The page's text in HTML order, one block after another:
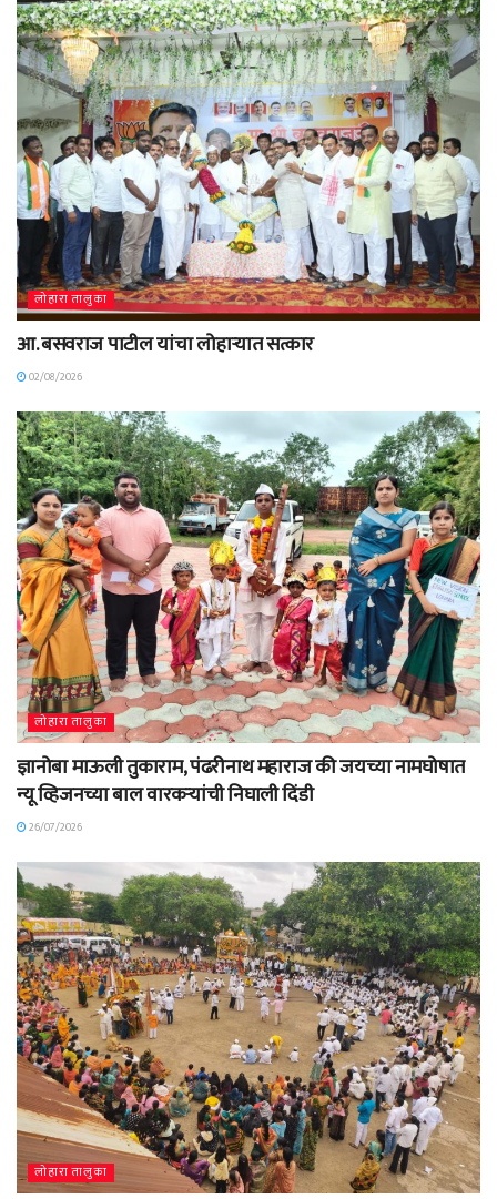
लोहारा तालुका
आ. बसवराज पाटील यांचा लोहाऱ्यात सत्कार
02/08/2026
लोहारा तालुका
ज्ञानोबा माऊली तुकाराम, पंढरीनाथ महाराज की जयच्या नामघोषात
न्यू व्हिजनच्या बाल वारकऱ्यांची निघाली दिंडी
26/07/2026
लोहारा तालुका